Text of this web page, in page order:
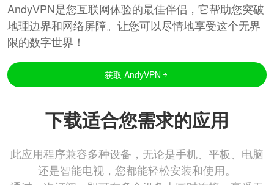
AndyVPN是您互联网体验的最佳伴侣，它帮助您突破
地理边界和网络屏障。让您可以尽情地享受这个无界
限的数字世界！
获取 AndyVPN
下载适合您需求的应用
此应用程序兼容多种设备，无论是手机、平板、电脑
还是智能电视，您都能轻松安装和使用。